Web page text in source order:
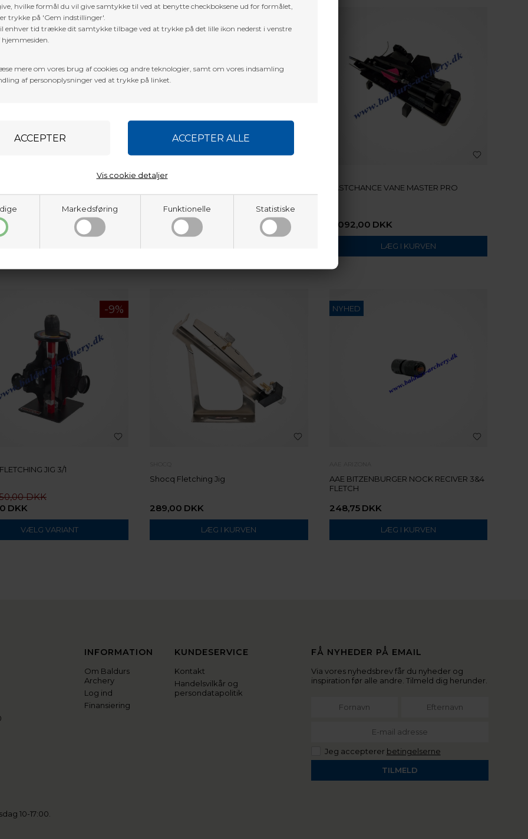
hvilke formål du vil give samtykke til ved at benytte checkboksene ud for formålet,
trykke på 'Gem indstillinger'.
enhver tid trække dit samtykke tilbage ved at trykke på det lille ikon nederst i venstre
mere om vores brug af cookies og andre teknologier, samt om vores indsamling
af personoplysninger ved at trykke på linket.
Markedsføring Funktionelle Statistiske
Vis cookie detaljer
Fane apperat (fletching Jig)
Complete
DKK
BOHNING
Bohning Fletching Jig Pro Class
Complete
499,00 DKK
LASTCHANCE VANE MASTER PRO
4.092,00 DKK
JIG 3/1
DKK
VÆLG VARIANT
Shocq Fletching Jig
289,00 DKK
NYHED
AAE BITZENBURGER NOCK RECIVER 3&4
FLETCH
248,75 DKK
10-17:00.
INFORMATION
Om Baldurs
Archery
Log ind
Finansiering
KUNDESERVICE
Kontakt
Handelsvilkår og
persondatapolitik
FÅ NYHEDER PÅ EMAIL
Via vores nyhedsbrev får du nyheder og
inspiration før alle andre. Tilmeld dig herunder.
Jeg accepterer betingelserne